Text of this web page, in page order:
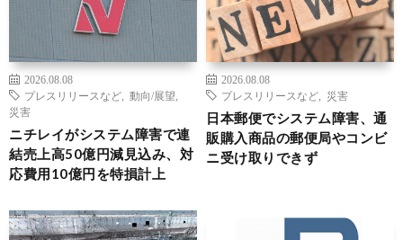
2026.08.08
プレスリリースなど
動向/展望
災害
ニチレイがシステム障害で連
結売上高50億円減見込み、対
応費用10億円を特損計上
2026.08.08
プレスリリースなど
災害
日本郵便でシステム障害、通
販購入商品の郵便局やコンビ
ニ受け取りできず